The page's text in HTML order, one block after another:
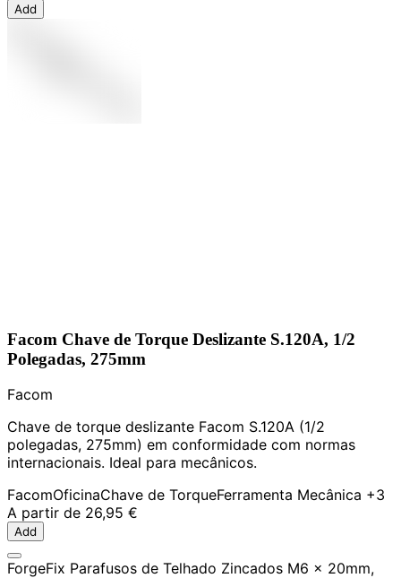
Add
Facom Chave de Torque Deslizante S.120A, 1/2
Polegadas, 275mm
Facom
Chave de torque deslizante Facom S.120A (1/2
polegadas, 275mm) em conformidade com normas
internacionais. Ideal para mecânicos.
FacomOficinaChave de TorqueFerramenta Mecânica +3
A partir de 26,95 €
Add
ForgeFix Parafusos de Telhado Zincados M6 x 20mm,